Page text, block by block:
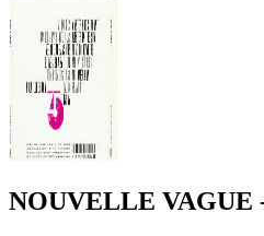
NOUVELLE VAGUE